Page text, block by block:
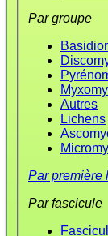
Par groupe
Autres
Lichens
Par première
Par fascicule